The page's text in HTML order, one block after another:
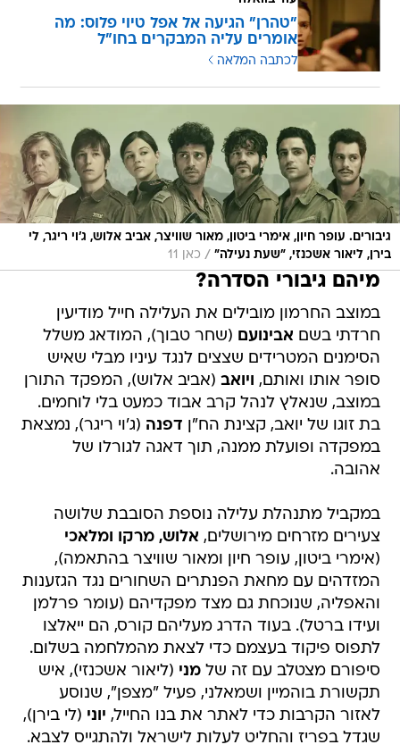
"טהרן" הגיעה אל אפל טיוי פלוס: מה
אומרים עליה המבקרים בחו"ל
לכתבה המלאה
גיבורים. עופר חיון, אימרי ביטון, מאור שוויצר, אביב אלוש, ג'וי ריגר, לי
בירן, ליאור אשכנזי, "שעת נעילה" / כאן 11
מיהם גיבורי הסדרה?
במוצב החרמון מובילים את העלילה חייל מודיעין
חרדתי בשם אבינועם (שחר טבוך), המודאג משלל
הסימנים המטרידים שצצים לנגד עיניו מבלי שאיש
סופר אותו ואותם, ויואב (אביב אלוש), המפקד התורן
במוצב, שנאלץ לנהל קרב אבוד כמעט בלי לוחמים.
בת זוגו של יואב, קצינת הח"ן דפנה (ג'וי ריגר), נמצאת
במפקדה ופועלת ממנה, תוך דאגה לגורלו של
אהובה.
במקביל מתנהלת עלילה נוספת הסובבת שלושה
צעירים מזרחים מירושלים, אלוש, מרקו ומלאכי
(אימרי ביטון, עופר חיון ומאור שוויצר בהתאמה),
המזדהים עם מחאת הפנתרים השחורים נגד הגזענות
והאפליה, שנוכחת גם מצד מפקדיהם (עומר פרלמן
ועידו ברטל). בעוד הדרג מעליהם קורס, הם ייאלצו
לתפוס פיקוד בעצמם כדי לצאת מהמלחמה בשלום.
סיפורם מצטלב עם זה שלמני (ליאור אשכנזי), איש
תקשורת בוהמיין ושמאלני, פעיל "מצפן", שנוסע
לאזור הקרבות כדי לאתר את בנו החייל, יוני (לי בירן),
שגדל בפריז והחליט לעלות לישראל ולהתגייס לצבא.